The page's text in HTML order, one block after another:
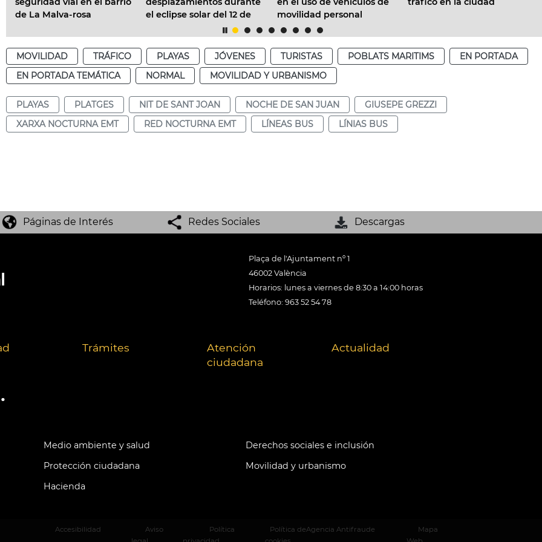
el eclipse solar del 12 de
movilidad personal
MOVILIDAD TRÁFICO PLAYAS JÓVENES TURISTAS POBLATS MARITIMS
EN PORTADA
EN PORTADA TEMÁTICA
NORMAL MOVILIDAD Y URBANISMO
PLAYAS PLATGES NIT DE SANT JOAN NOCHE DE SAN JUAN
GIUSEPE GREZZI
XARXA NOCTURNA EMT
RED NOCTURNA EMT LÍNEAS BUS LÍNIAS BUS
Páginas de Interés Redes Sociales Descargas
Plaça de l'Ajuntament nº 1
46002 València
Horarios: lunes a viernes de 8:30 a 14:00 horas
Teléfono: 963 52 54 78
Trámites
Atención
ciudadana
Actualidad
Medio ambiente y salud
Derechos sociales e inclusión
Protección ciudadana
Movilidad y urbanismo
Hacienda
Accesibilidad
Aviso
Política
Política deAgencia Antifraude
Mapa